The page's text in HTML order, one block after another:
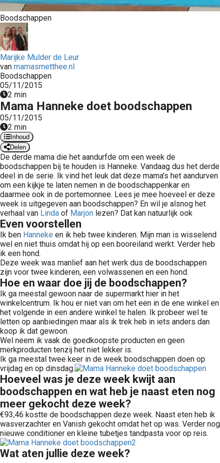
Boodschappen
Marijke Mulder de Leur
van mamasmetthee.nl
Boodschappen
05/11/2015
2 min
Mama Hanneke doet boodschappen
05/11/2015
2 min
Inhoud
Delen
De derde mama die het aandurfde om een week de
boodschappen bij te houden is Hanneke. Vandaag dus het derde
deel in de serie. Ik vind het leuk dat deze mama’s het aandurven
om een kijkje te laten nemen in de boodschappenkar en
daarmee ook in de portemonnee. Lees je mee hoeveel er deze
week is uitgegeven aan boodschappen? En wil je alsnog het
verhaal van Linda of Marjon lezen? Dat kan natuurlijk ook
Even voorstellen
Ik ben Hanneke en ik heb twee kinderen. Mijn man is wisselend
wel en niet thuis omdat hij op een booreiland werkt. Verder heb
ik een hond.
Deze week was manlief aan het werk dus de boodschappen
zijn voor twee kinderen, een volwassenen en een hond.
Hoe en waar doe jij de boodschappen?
Ik ga meestal gewoon naar de supermarkt hier in het
winkelcentrum. Ik hou er niet van om het een in de ene winkel en
het volgende in een andere winkel te halen. Ik probeer wel te
letten op aanbiedingen maar als ik trek heb in iets anders dan
koop ik dat gewoon.
Wel neem ik vaak de goedkoopste producten en geen
merkproducten tenzij het niet lekker is.
Ik ga meestal twee keer in de week boodschappen doen op
vrijdag en op dinsdag.
Hoeveel was je deze week kwijt aan
boodschappen en wat heb je naast eten nog
meer gekocht deze week?
€93,46 kostte de boodschappen deze week. Naast eten heb ik
wasverzachter en Vanish gekocht omdat het op was. Verder nog
nieuwe conditioner en kleine tubetjes tandpasta voor op reis.
Wat aten jullie deze week?
Hierdoor
website-
van